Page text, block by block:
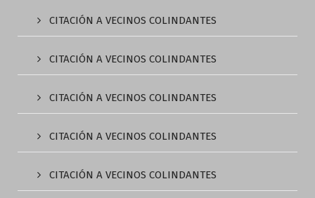
CITACIÓN A VECINOS COLINDANTES
CITACIÓN A VECINOS COLINDANTES
CITACIÓN A VECINOS COLINDANTES
CITACIÓN A VECINOS COLINDANTES
CITACIÓN A VECINOS COLINDANTES